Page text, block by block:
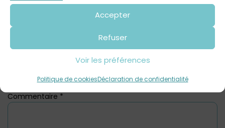
Accepter
Refuser
Voir les préférences
Politique de cookiesDéclaration de confidentialité
Laisser un commentaire
Commentaire *